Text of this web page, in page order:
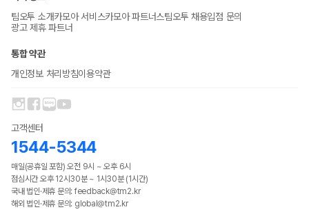
팀오투 소개카모아 서비스카모아 파트너스팀오투 채용입점 문의
광고 제휴 파트너
통합 약관
개인정보 처리방침이용약관
고객센터
1544-5344
매일(공휴일 포함) 오전 9시 ~ 오후 6시
점심시간 오후 12시30분 ~ 1시30분 (1시간)
국내 법인·제휴 문의: feedback@tm2.kr
해외 법인·제휴 문의: global@tm2.kr